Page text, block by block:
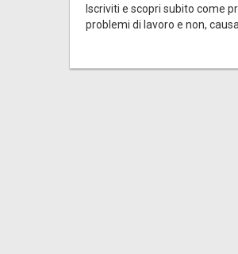
Iscriviti e scopri subito come
problemi di lavoro e non,